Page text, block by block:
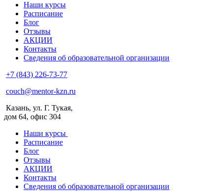
Наши курсы
Расписание
Блог
Отзывы
АКЦИИ
Контакты
Сведения об образовательной организации
+7 (843) 226-73-77
couch@mentor-kzn.ru
Казань, ул. Г. Тукая,
дом 64, офис 304
Наши курсы
Расписание
Блог
Отзывы
АКЦИИ
Контакты
Сведения об образовательной организации